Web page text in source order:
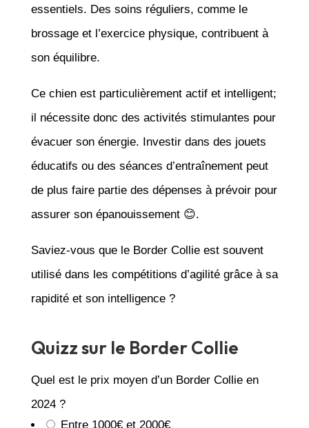
essentiels. Des soins réguliers, comme le
brossage et l’exercice physique, contribuent à
son équilibre.
Ce chien est particulièrement actif et intelligent;
il nécessite donc des activités stimulantes pour
évacuer son énergie. Investir dans des jouets
éducatifs ou des séances d’entraînement peut
de plus faire partie des dépenses à prévoir pour
assurer son épanouissement 😊.
Saviez-vous que le Border Collie est souvent
utilisé dans les compétitions d’agilité grâce à sa
rapidité et son intelligence ?
Quizz sur le Border Collie
Quel est le prix moyen d’un Border Collie en
2024 ?
Entre 1000€ et 2000€